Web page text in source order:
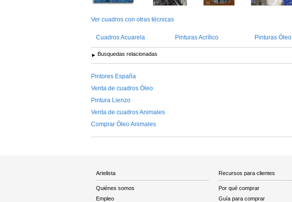
Ver cuadros con otras técnicas
Cuadros Acuarela Pinturas Acrílico Pinturas Óleo
Busquedas relacionadas
Pintores España
Venta de cuadros Óleo
Pintura Lienzo
Venta de cuadros Animales
Comprar Óleo Animales
Artelista
Quiénes somos
Empleo
Recursos para clientes
Por qué comprar
Guía para comprar